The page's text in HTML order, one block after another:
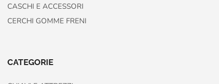
CASCHI E ACCESSORI
CERCHI GOMME FRENI
CATEGORIE